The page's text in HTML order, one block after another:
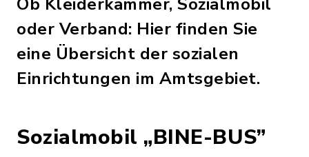
oder Verband: Hier finden Sie
eine Übersicht der sozialen
Einrichtungen im Amtsgebiet.
Sozialmobil „BINE-BUS”